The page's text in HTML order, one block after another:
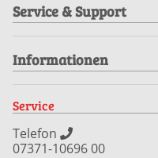
Service & Support
Informationen
Service
Telefon
07371-10696 00